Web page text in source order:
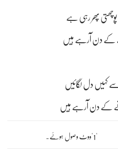
پوچھتی پھر رہی ہے
کے دن آرہے ہیں
کہیں دل لگائیں
کے دن آرہے ہیں
"1"ووٹ وصول ہوئے۔